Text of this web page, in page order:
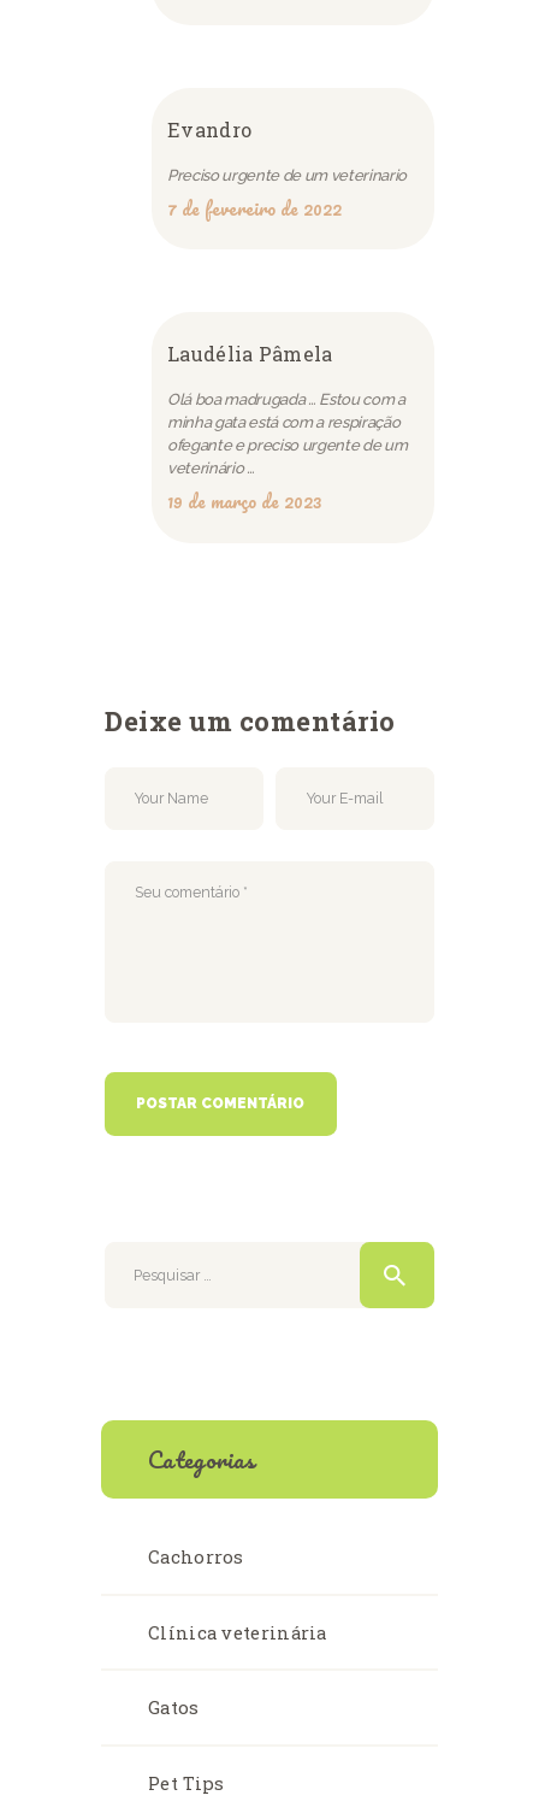
Evandro
Preciso urgente de um veterinario
7 de fevereiro de 2022
Laudélia Pâmela
Olá boa madrugada … Estou com a
minha gata está com a respiração
ofegante e preciso urgente de um
veterinário …
19 de março de 2023
Deixe um comentário
por:
Categorias
Cachorros
Clínica veterinária
Gatos
Pet Tips